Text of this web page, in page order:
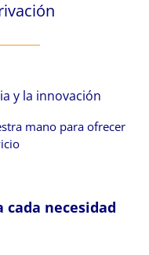
y la innovación
mano para ofrecer
cada necesidad